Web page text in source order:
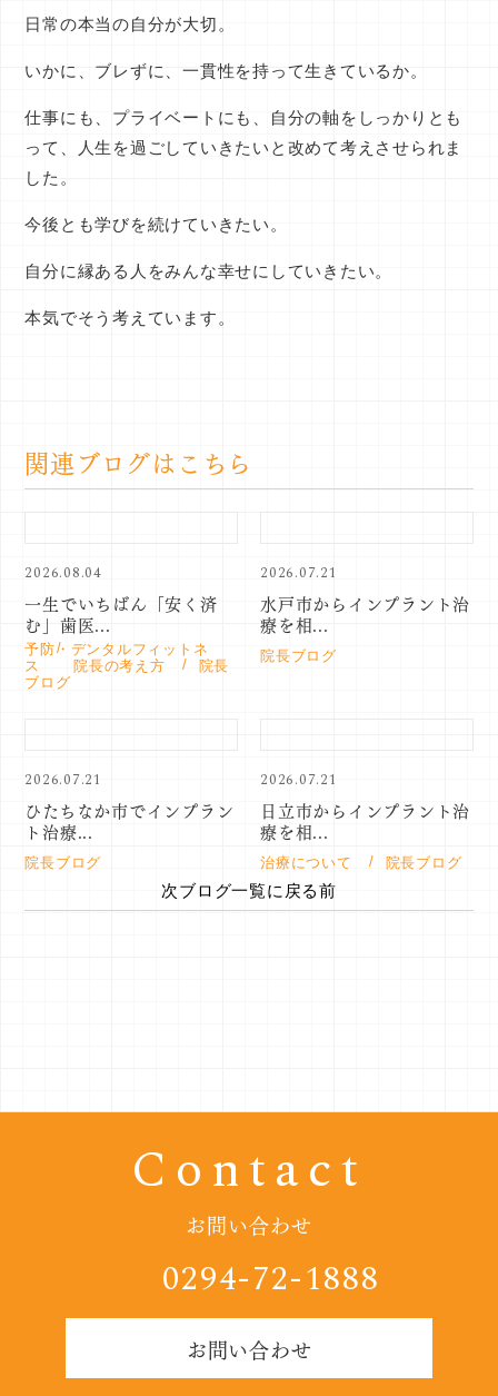
日常の本当の自分が大切。
いかに、ブレずに、一貫性を持って生きているか。
仕事にも、プライベートにも、自分の軸をしっかりとも
って、人生を過ごしていきたいと改めて考えさせられま
した。
今後とも学びを続けていきたい。
自分に縁ある人をみんな幸せにしていきたい。
本気でそう考えています。
関連ブログはこちら
2026.08.04
一生でいちばん「安く済
む」歯医...
予防・デンタルフィットネ
ス
院長の考え方
院長
ブログ
2026.07.21
水戸市からインプラント治
療を相...
院長ブログ
2026.07.21
ひたちなか市でインプラン
ト治療...
院長ブログ
2026.07.21
日立市からインプラント治
療を相...
治療について 院長ブログ
次ブログ一覧に戻る前
Contact
お問い合わせ
0294-72-1888
お問い合わせ